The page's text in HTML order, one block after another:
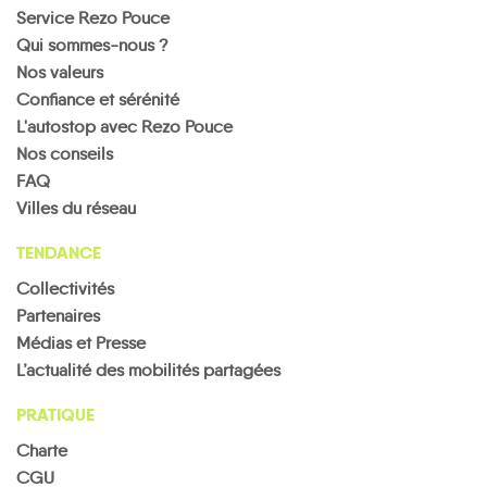
Service Rezo Pouce
Qui sommes-nous ?
Nos valeurs
Confiance et sérénité
L'autostop avec Rezo Pouce
Nos conseils
FAQ
Villes du réseau
TENDANCE
Collectivités
Partenaires
Médias et Presse
L’actualité des mobilités partagées
PRATIQUE
Charte
CGU